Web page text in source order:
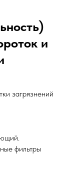
и
загрязнений
фильтры